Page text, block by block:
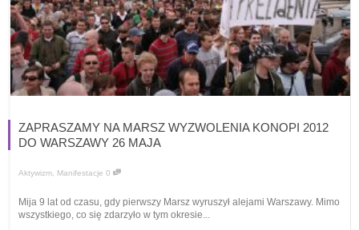
ZAPRASZAMY NA MARSZ WYZWOLENIA KONOPI 2012
DO WARSZAWY 26 MAJA
Aktywizm Manifestacje 0
Mija 9 lat od czasu, gdy pierwszy Marsz wyruszył alejami Warszawy. Mimo
wszystkiego, co się zdarzyło w tym okresie...